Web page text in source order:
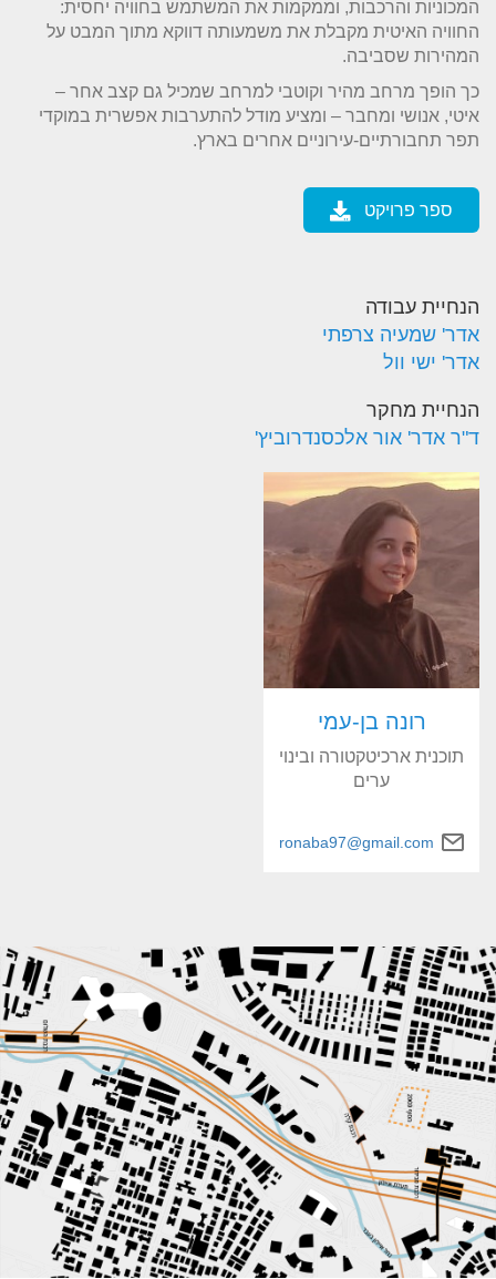
המכוניות והרכבות, וממקמות את המשתמש בחוויה יחסית:
החוויה האיטית מקבלת את משמעותה דווקא מתוך המבט על
המהירות שסביבה.
כך הופך מרחב מהיר וקוטבי למרחב שמכיל גם קצב אחר –
איטי, אנושי ומחבר – ומציע מודל להתערבות אפשרית במוקדי
תפר תחבורתיים-עירוניים אחרים בארץ.
ספר פרויקט
הנחיית עבודה
אדר' שמעיה צרפתי
אדר' ישי וול
הנחיית מחקר
ד"ר אדר' אור אלכסנדרוביץ'
רונה בן-עמי
תוכנית ארכיטקטורה ובינוי
ערים
ronaba97@gmail.com